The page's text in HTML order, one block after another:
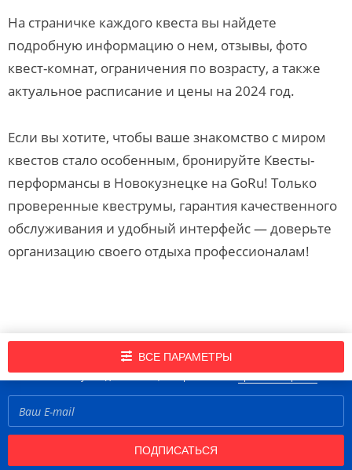
На страничке каждого квеста вы найдете
подробную информацию о нем, отзывы, фото
квест-комнат, ограничения по возрасту, а также
актуальное расписание и цены на 2024 год.
Если вы хотите, чтобы ваше знакомство с миром
квестов стало особенным, бронируйте Квесты-
перформансы в Новокузнецке на GoRu! Только
проверенные квеструмы, гарантия качественного
обслуживания и удобный интерфейс — доверьте
организацию своего отдыха профессионалам!
ВСЕ ПАРАМЕТРЫ
Подпишись на нашу рассылку новостей!
Нажимая кнопку «Подписаться», вы принимаетеправила портала
ПОДПИСАТЬСЯ